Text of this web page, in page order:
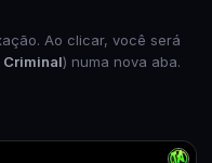
Ao clicar, você será
) numa nova aba.